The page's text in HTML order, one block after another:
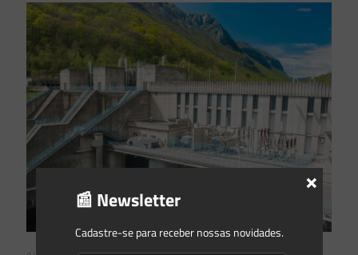
📰 Newsletter
Cadastre-se para receber nossas novidades.
×